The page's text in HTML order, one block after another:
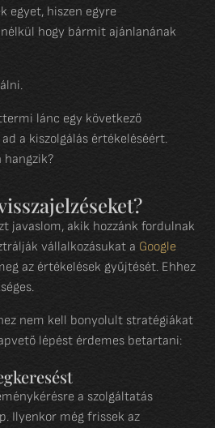
egyet, hiszen egyre
hogy bármit ajánlanának
lánc egy következő
a kiszolgálás értékeléséért.
hangzik?
javaslom, akik hozzánk fordulnak
vállalkozásukat a Google
az értékelések gyűjtését. Ehhez
nem kell bonyolult stratégiákat
lépést érdemes betartani:
a szolgáltatás
Ilyenkor még frissek az